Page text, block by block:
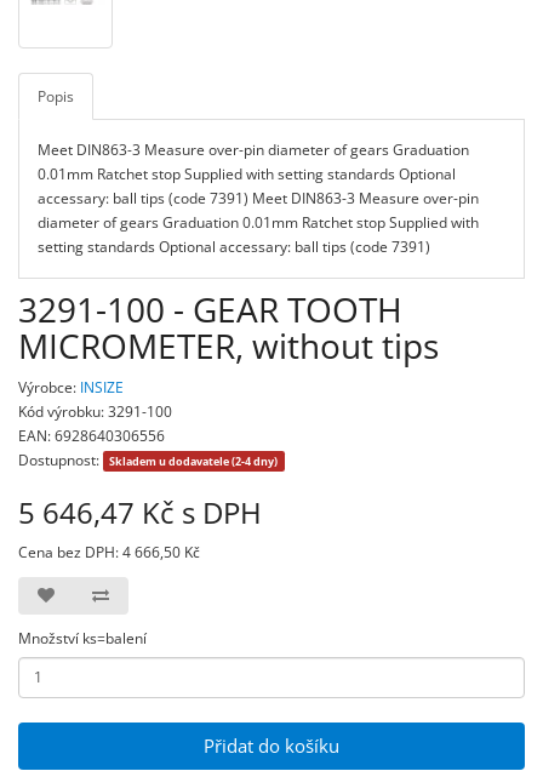
Popis
Meet DIN863-3 Measure over-pin diameter of gears Graduation
0.01mm Ratchet stop Supplied with setting standards Optional
accessary: ball tips (code 7391) Meet DIN863-3 Measure over-pin
diameter of gears Graduation 0.01mm Ratchet stop Supplied with
setting standards Optional accessary: ball tips (code 7391)
3291-100 - GEAR TOOTH
MICROMETER, without tips
Výrobce: INSIZE
Kód výrobku: 3291-100
EAN: 6928640306556
Dostupnost:
Skladem u dodavatele (2-4 dny)
5 646,47 Kč s DPH
Cena bez DPH: 4 666,50 Kč
Množství ks=balení
Přidat do košíku